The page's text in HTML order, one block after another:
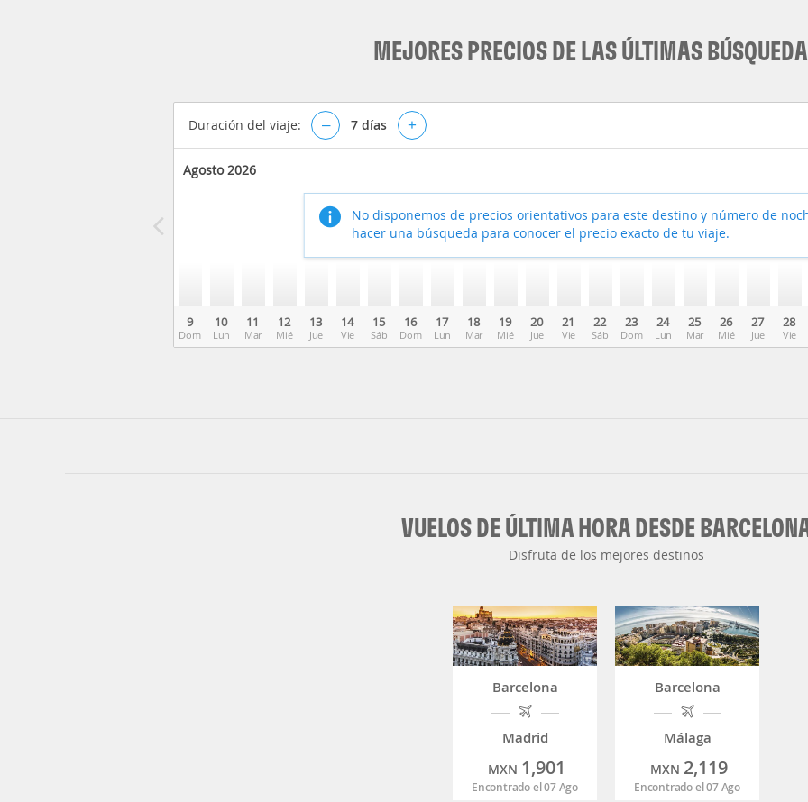
MEJORES PRECIOS DE LAS ÚLTIMAS
Duración del viaje: – 7 días +
Agosto 2026
9
Dom
10
Lun
11
Mar
12
Mié
13
Jue
14
Vie
15
Sáb
16
Dom
17
Lun
18
Mar
19
Mié
20
Jue
21
Vie
22
Sáb
23
Dom
24
Lun
25
Mar
26
Mié
27
Jue
28
Vie
No disponemos de precios orientativos para este destino y número de
hacer una búsqueda para conocer el precio exacto de tu viaje.
VUELOS DE ÚLTIMA HORA DESDE
Disfruta de los mejores destinos
Barcelona
Madrid
MXN 1,901
Encontrado el 07 Ago
Barcelona
Málaga
MXN 2,119
Encontrado el 07 Ago